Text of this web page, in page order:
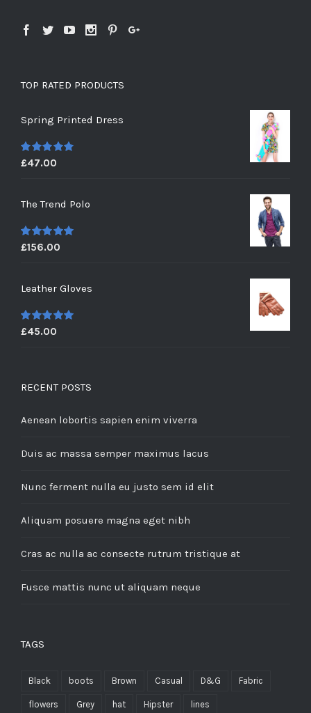
TOP RATED PRODUCTS
Spring Printed Dress
5out of 5
£47.00
The Trend Polo
5out of 5
£156.00
Leather Gloves
5out of 5
£45.00
RECENT POSTS
Aenean lobortis sapien enim viverra
Duis ac massa semper maximus lacus
Nunc ferment nulla eu justo sem id elit
Aliquam posuere magna eget nibh
Cras ac nulla ac consecte rutrum tristique at
Fusce mattis nunc ut aliquam neque
TAGS
Black boots Brown Casual D&G Fabric
flowers Grey hat Hipster lines